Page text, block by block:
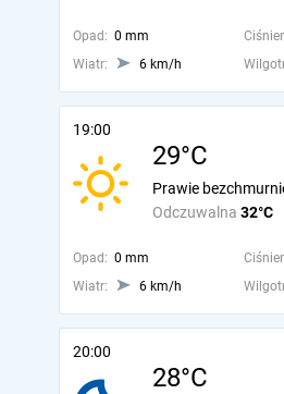
Opad: 0 mm
Wiatr:
6 km/h
19:00
29°C
Odczuwalna 32°C
Prawie
Opad: 0 mm
Wiatr:
6 km/h
20:00
28°C